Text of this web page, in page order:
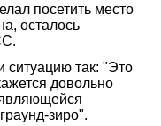
посетить место
осталось
так: "Это
довольно
зиро".